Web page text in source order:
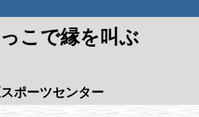
こで縁を叫ぶ
ポーツセンター